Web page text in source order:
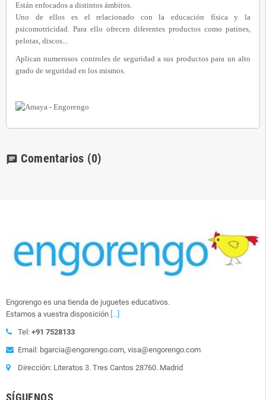
Están enfocados a distintos ámbitos.
Uno de ellos es el relacionado con la educación física y la
psicomotricidad. Para ello ofrecen diferentes productos como patines,
pelotas, discos...
Aplican numerosos controles de seguridad a sus productos para un alto
grado de seguridad en los mismos.
chat Comentarios (0)
Engorengo es una tienda de juguetes educativos.
Estamos a vuestra disposición [...]
Tel: +91 7528133
Email: bgarcia@engorengo.com, visa@engorengo.com
Dirección: Literatos 3. Tres Cantos 28760. Madrid
SÍGUENOS